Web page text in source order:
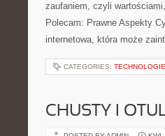
zaufaniem, czyli
Polecam: Prawne Aspekty
internetowa, która może
CATEGORIES:
CHUSTY I